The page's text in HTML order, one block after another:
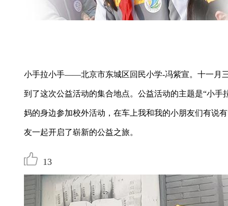
小手拉小手——北京市东城区回民小学-冯紫宣。十一月
到了这次公益活动的集合地点。公益活动的主题是“小手
妈的身边参加校外活动，在车上我和我的小朋友们有说
友一起开启了崭新的公益之旅。
13